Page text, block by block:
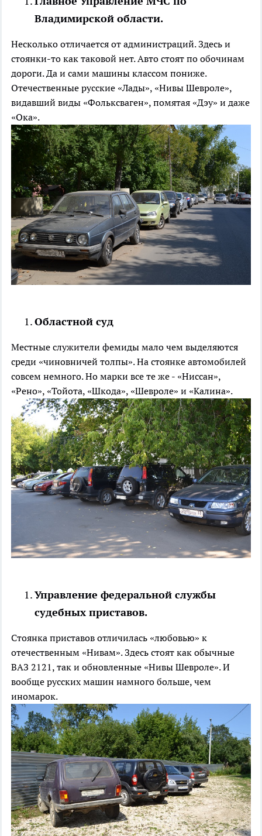
Владимирской области.
Несколько отличается от администраций. Здесь и
стоянки-то как таковой нет. Авто стоят по обочинам
дороги. Да и сами машины классом пониже.
Отечественные русские «Лады», «Нивы Шевроле»,
видавший виды «Фольксваген», помятая «Дэу» и даже
«Ока».
Областной суд
Местные служители фемиды мало чем выделяются
среди «чиновничей толпы». На стоянке автомобилей
совсем немного. Но марки все те же - «Ниссан»,
«Рено», «Тойота, «Шкода», «Шевроле» и «Калина».
Управление федеральной службы
судебных приставов.
Стоянка приставов отличилась «любовью» к
отечественным «Нивам». Здесь стоят как обычные
ВАЗ 2121, так и обновленные «Нивы Шевроле». И
вообще русских машин намного больше, чем
иномарок.